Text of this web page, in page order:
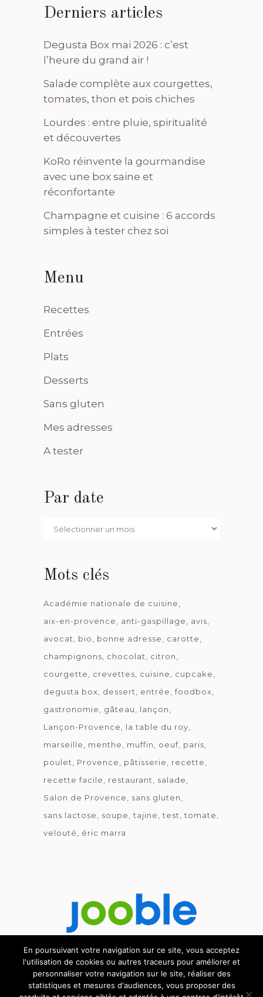
Derniers articles
Degusta Box mai 2026 : c’est
l’heure du grand air !
Salade complète aux courgettes,
tomates, thon et pois chiches
Lourdes : entre pluie, spiritualité
et découvertes
KoRo réinvente la gourmandise
avec une box saine et
réconfortante
Champagne et cuisine : 6 accords
simples à tester chez soi
Menu
Recettes
Entrées
Plats
Desserts
Sans gluten
Mes adresses
A tester
Par date
Par
Mots clés
Académie nationale de cuisine
aix-en-provence
anti-gaspillage
avis
avocat
bio bonne adresse
carotte
champignons
chocolat
citron
courgette
crevettes cuisine
cupcake
degusta box
dessert entrée
foodbox
gastronomie
gâteau
lançon
Lançon-Provence
la table du roy
marseille
menthe muffin oeuf paris
poulet
Provence pâtisserie
recette
recette facile
restaurant
salade
Salon de Provence
sans gluten
sans lactose
soupe tajine test
tomate
velouté
éric marra
Découvrez le métier de la cuisine.
En poursuivant votre navigation sur ce site, vous acceptez
l'utilisation de cookies ou autres traceurs pour améliorer et
personnaliser votre navigation sur le site, réaliser des
statistiques et mesures d'audiences, vous proposer des